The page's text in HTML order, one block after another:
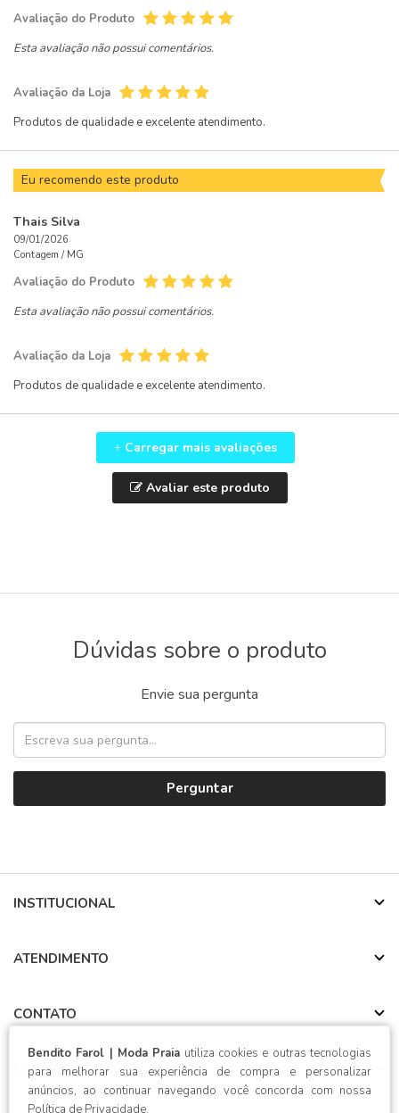
Bendito Farol | Moda Praia utiliza cookies e outras tecnologias
para melhorar sua experiência de compra e personalizar
anúncios, ao continuar navegando você concorda com nossa
Política de Privacidade.
Avaliação do Produto
Esta avaliação não possui comentários.
Avaliação da Loja
Produtos de qualidade e excelente atendimento.
Eu recomendo este produto
Thais Silva
09/01/2026
Contagem / MG
Avaliação do Produto
Esta avaliação não possui comentários.
Avaliação da Loja
Produtos de qualidade e excelente atendimento.
+ Carregar mais avaliações
Avaliar este produto
Dúvidas sobre o produto
Envie sua pergunta
Perguntar
INSTITUCIONAL
ATENDIMENTO
CONTATO
FORMAS DE PAGAMENTO